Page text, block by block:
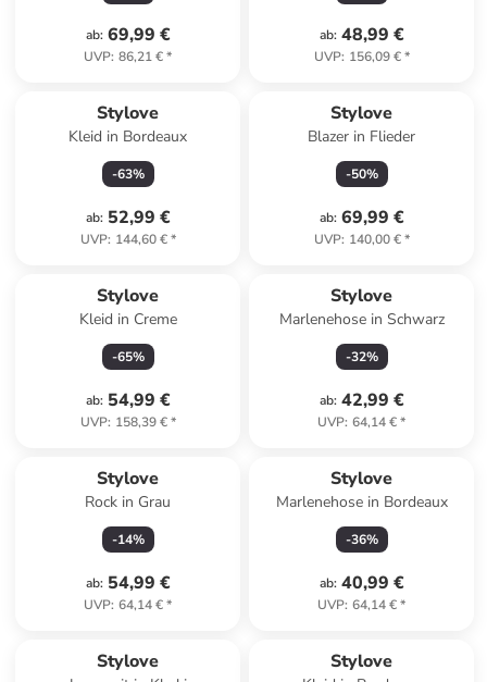
ab: 69,99 €
UVP: 86,21 €*
ab: 48,99 €
UVP: 156,09 €*
Stylove
Kleid in Bordeaux
-63%
ab: 52,99 €
UVP: 144,60 €*
Stylove
Blazer in Flieder
-50%
ab: 69,99 €
UVP: 140,00 €*
Stylove
Kleid in Creme
-65%
ab: 54,99 €
UVP: 158,39 €*
Stylove
Marlenehose in Schwarz
-32%
ab: 42,99 €
UVP: 64,14 €*
Stylove
Rock in Grau
-14%
ab: 54,99 €
UVP: 64,14 €*
Stylove
Marlenehose in Bordeaux
-36%
ab: 40,99 €
UVP: 64,14 €*
Stylove Stylove